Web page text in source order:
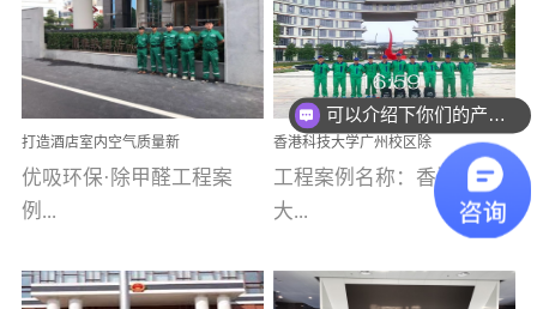
品质量，我们每一批的生
产产品都经过严格的质检
程序；生产车间为优吸总
部和全国分支机构生产光
触媒、净醛王、祛味剂等
优吸系列产品，保质保量
完成生产任务，确保全国
求。资质优势团队优势分
案例【深圳安居乐寓】室
内空气治理项目深圳安居
乐寓 深圳市安居乐寓
为深圳安居集团旗下城...
例(学校工装节选)广州南沙
小学(珠江湾校区)项目地
址：广州市南沙区海滨路
南沙珠江湾江门市蓬江区
禾...
打造酒店室内空气质量新
标杆——优吸环保·标杆之
作：东莞美豪雅致酒店室
内空气治理工程纪实
优吸环保·除甲醛工程案
例...
香港科技大学广州校区除
甲醛项目圆满完成
工程案例名称：香港科技
大...
你们是怎么收费的呢